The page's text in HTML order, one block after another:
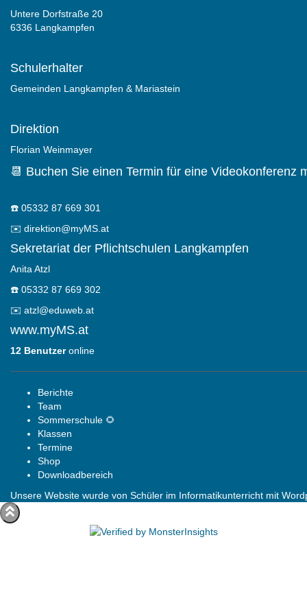
Untere Dorfstraße 20
6336 Langkampfen
Schulerhalter
Gemeinden Langkampfen & Mariastein
Direktion
Florian Weinmayer
📆 Buchen Sie einen Termin für eine Videokonferenz
☎️ 05332 87 669 301
✉️ direktion@myMS.at
Sekretariat der Pflichtschulen Langkampfen
Anita Atzl
☎️ 05332 87 669 302
✉️ atzl@eduweb.at
www.myMS.at
12 Benutzeronline
Berichte
Team
Sommerschule 🌻
Klassen
Termine
Shop
Downloadbereich
Unsere Website wurde von Schüler im Informatikunterricht mit